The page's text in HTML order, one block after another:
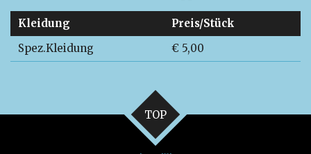
Kleidung
Preis/Stück
Spez.Kleidung
€ 5,00
TOP